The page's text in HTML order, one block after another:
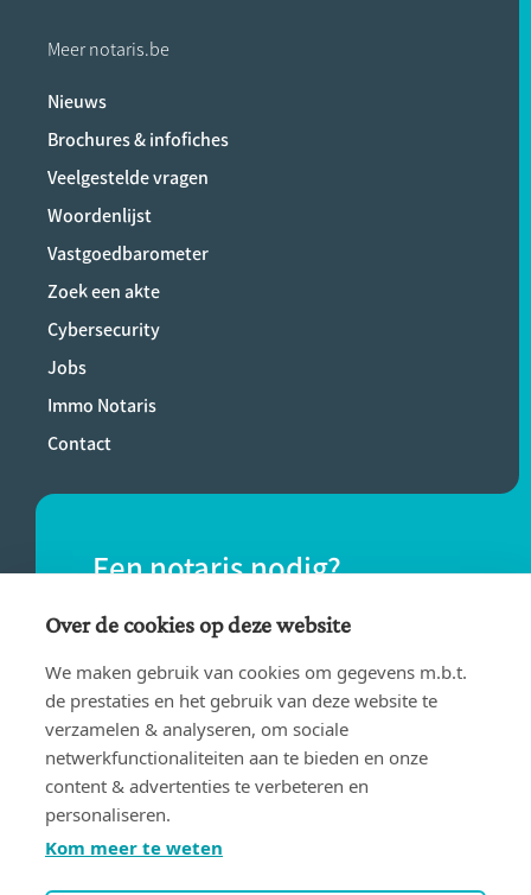
Meer notaris.be
Nieuws
Brochures & infofiches
Veelgestelde vragen
Woordenlijst
Vastgoedbarometer
Zoek een akte
Cybersecurity
Jobs
Immo Notaris
Contact
Een notaris nodig?
Vind eenvoudig een notaris bij jou in de
buurt.
VIND EEN NOTARIS
Over de cookies op deze website
We maken gebruik van cookies om gegevens m.b.t.
de prestaties en het gebruik van deze website te
verzamelen & analyseren, om sociale
netwerkfunctionaliteiten aan te bieden en onze
content & advertenties te verbeteren en
personaliseren.
Kom meer te weten